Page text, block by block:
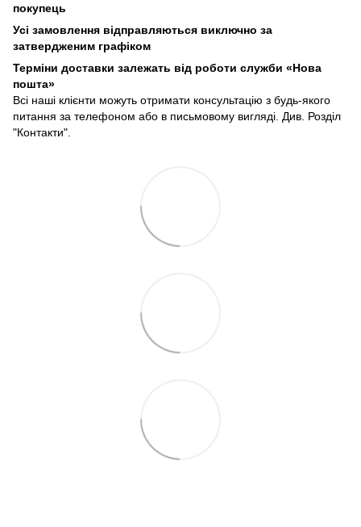
покупець
Усі замовлення відправляються виключно за
затвердженим графіком
Терміни доставки залежать від роботи служби «Нова
пошта»
Всі наші клієнти можуть отримати консультацію з будь-якого
питання за телефоном або в письмовому вигляді. Див. Розділ
"Контакти".